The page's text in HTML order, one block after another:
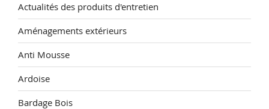
Actualités des produits d'entretien
Aménagements extérieurs
Anti Mousse
Ardoise
Bardage Bois